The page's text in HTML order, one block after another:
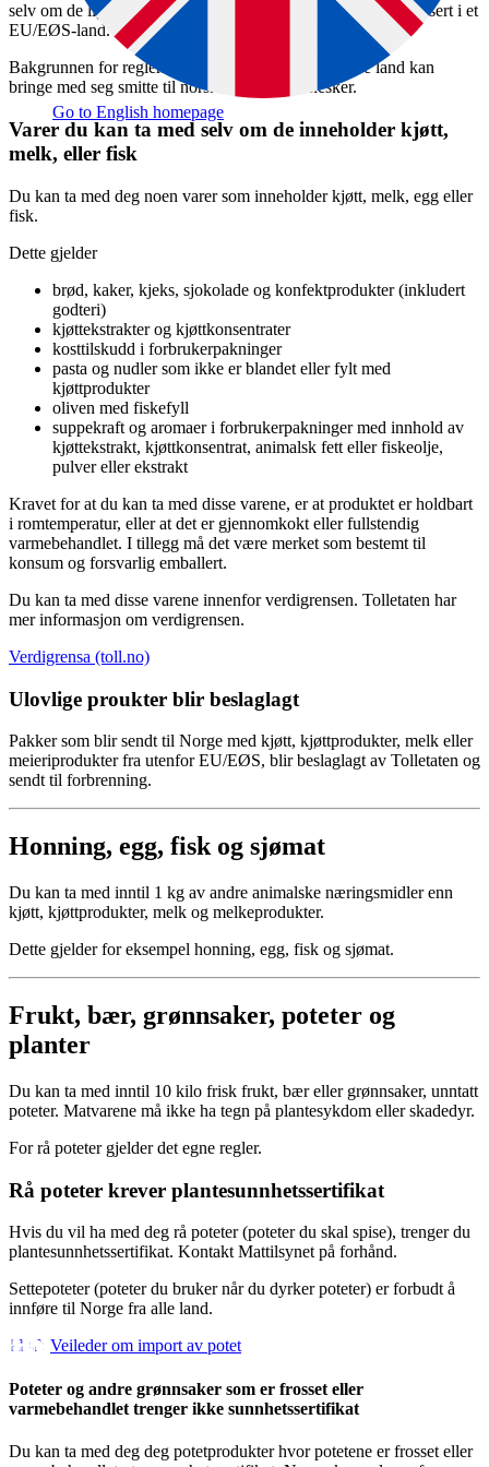
Go to English homepage
selv om de ligger i ubrutt forpakning som viser at de er produsert i et
EU/EØS-land.
Bakgrunnen for reglene er at mat og drikke fra andre land kan
bringe med seg smitte til norske dyr og mennesker.
Varer du kan ta med selv om de inneholder kjøtt,
melk, eller fisk
Du kan ta med deg noen varer som inneholder kjøtt, melk, egg eller
fisk.
Dette gjelder
brød, kaker, kjeks, sjokolade og konfektprodukter (inkludert
godteri)
kjøttekstrakter og kjøttkonsentrater
kosttilskudd i forbrukerpakninger
pasta og nudler som ikke er blandet eller fylt med
kjøttprodukter
oliven med fiskefyll
suppekraft og aromaer i forbrukerpakninger med innhold av
kjøttekstrakt, kjøttkonsentrat, animalsk fett eller fiskeolje,
pulver eller ekstrakt
Kravet for at du kan ta med disse varene, er at produktet er holdbart
i romtemperatur, eller at det er gjennomkokt eller fullstendig
varmebehandlet. I tillegg må det være merket som bestemt til
konsum og forsvarlig emballert.
Du kan ta med disse varene innenfor verdigrensen. Tolletaten har
mer informasjon om verdigrensen.
Verdigrensa (toll.no)
Ulovlige proukter blir beslaglagt
Pakker som blir sendt til Norge med kjøtt, kjøttprodukter, melk eller
meieriprodukter fra utenfor EU/EØS, blir beslaglagt av Tolletaten og
sendt til forbrenning.
Honning, egg, fisk og sjømat
Du kan ta med inntil 1 kg av andre animalske næringsmidler enn
kjøtt, kjøttprodukter, melk og melkeprodukter.
Dette gjelder for eksempel honning, egg, fisk og sjømat.
Frukt, bær, grønnsaker, poteter og
planter
Du kan ta med inntil 10 kilo frisk frukt, bær eller grønnsaker, unntatt
poteter. Matvarene må ikke ha tegn på plantesykdom eller skadedyr.
For rå poteter gjelder det egne regler.
Rå poteter krever plantesunnhetssertifikat
Hvis du vil ha med deg rå poteter (poteter du skal spise), trenger du
plantesunnhetssertifikat. Kontakt Mattilsynet på forhånd.
Settepoteter (poteter du bruker når du dyrker poteter) er forbudt å
innføre til Norge fra alle land.
Veileder om import av potet
Poteter og andre grønnsaker som er frosset eller
varmebehandlet trenger ikke sunnhetssertifikat
Du kan ta med deg deg potetprodukter hvor potetene er frosset eller